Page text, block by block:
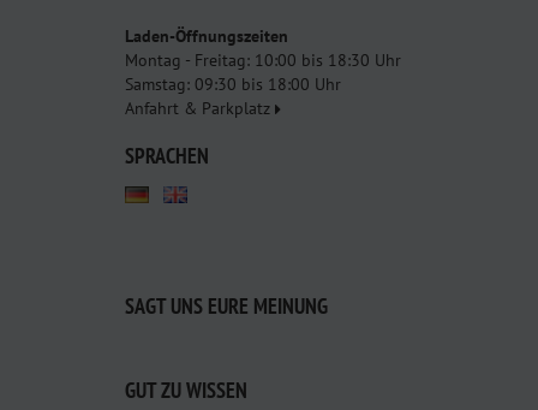
Laden-Öffnungszeiten
Montag - Freitag: 10:00 bis 18:30 Uhr
Samstag: 09:30 bis 18:00 Uhr
Anfahrt & Parkplatz
SPRACHEN
SAGT UNS EURE MEINUNG
GUT ZU WISSEN